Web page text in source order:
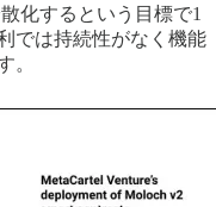
化するという目標で1
では持続性がなく機能
。